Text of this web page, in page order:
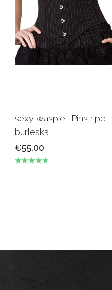
sexy waspie -Pinstripe -
burleska
€55,00